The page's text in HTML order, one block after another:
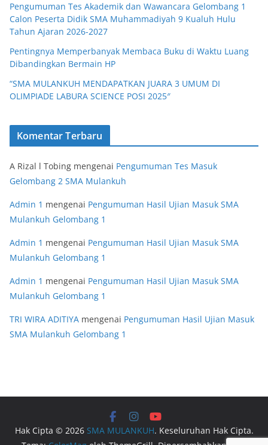
Pengumuman Tes Akademik dan Wawancara Gelombang 1
Calon Peserta Didik SMA Muhammadiyah 9 Kualuh Hulu
Tahun Ajaran 2026-2027
Pentingnya Memperbanyak Membaca Buku di Waktu Luang
Dibandingkan Bermain HP
“SMA MULANKUH MENDAPATKAN JUARA 3 UMUM DI
OLIMPIADE LABURA SCIENCE POSI 2025″
Komentar Terbaru
A Rizal l Tobing mengenai Pengumuman Tes Masuk
Gelombang 2 SMA Mulankuh
Admin 1 mengenai Pengumuman Hasil Ujian Masuk SMA
Mulankuh Gelombang 1
Admin 1 mengenai Pengumuman Hasil Ujian Masuk SMA
Mulankuh Gelombang 1
Admin 1 mengenai Pengumuman Hasil Ujian Masuk SMA
Mulankuh Gelombang 1
TRI WIRA ADITIYA mengenai Pengumuman Hasil Ujian Masuk
SMA Mulankuh Gelombang 1
Hak Cipta © 2026 SMA MULANKUH. Keseluruhan Hak Cipta.